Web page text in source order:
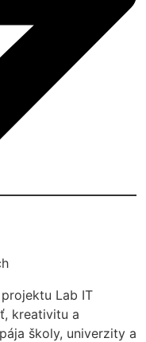
Lab IT
kreativitu a
školy, univerzity a